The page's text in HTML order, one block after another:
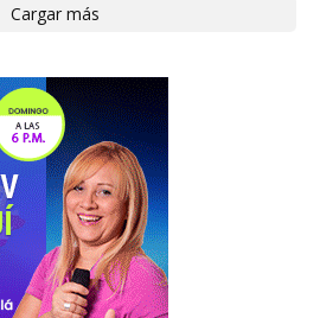
Cargar más